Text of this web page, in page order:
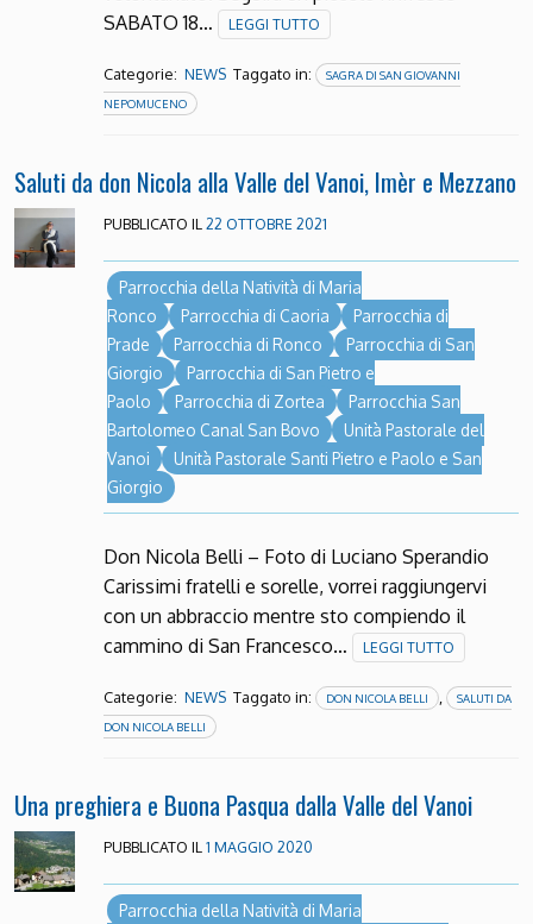
SABATO 18…
LEGGI TUTTO
Categorie: NEWS Taggato in:
SAGRA DI SAN GIOVANNI
NEPOMUCENO
Saluti da don Nicola alla Valle del Vanoi, Imèr e Mezzano
PUBBLICATO IL 22 OTTOBRE 2021
Parrocchia della Natività di Maria
Ronco
Parrocchia di Caoria
Parrocchia di
Prade
Parrocchia di Ronco
Parrocchia di San
Giorgio
Parrocchia di San Pietro e
Paolo
Parrocchia di Zortea
Parrocchia San
Bartolomeo Canal San Bovo
Unità Pastorale del
Vanoi
Unità Pastorale Santi Pietro e Paolo e San
Giorgio
Don Nicola Belli – Foto di Luciano Sperandio
Carissimi fratelli e sorelle, vorrei raggiungervi
con un abbraccio mentre sto compiendo il
cammino di San Francesco…
LEGGI TUTTO
Categorie: NEWS Taggato in: DON NICOLA BELLI ,
SALUTI DA
DON NICOLA BELLI
Una preghiera e Buona Pasqua dalla Valle del Vanoi
PUBBLICATO IL 1 MAGGIO 2020
Parrocchia della Natività di Maria